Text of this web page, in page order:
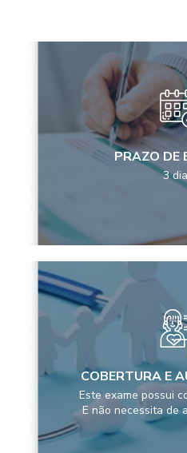
PRAZO DE
3
COBERTURA E
Este exame possui
E não necessita de